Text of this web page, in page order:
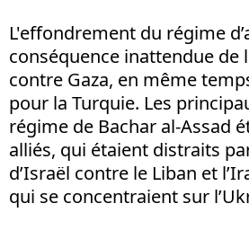
L'effondrement du régime
conséquence inattendue de
contre Gaza, en même
pour la Turquie. Les
régime de Bachar al-Assad
alliés, qui étaient distraits
d’Israël contre le Liban et
qui se concentraient sur